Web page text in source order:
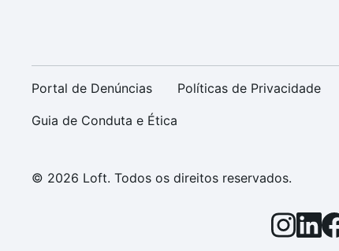
Portal de Denúncias Políticas de Privacidade
Guia de Conduta e Ética
© 2026 Loft. Todos os direitos reservados.